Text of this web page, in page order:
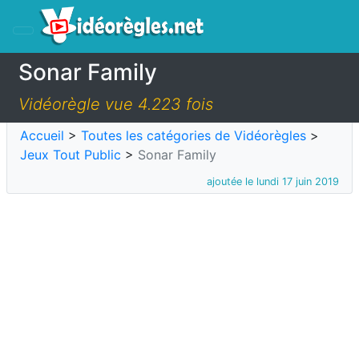
Sonar Family
Vidéorègle vue 4.223 fois
Accueil > Toutes les catégories de Vidéorègles >
Jeux Tout Public > Sonar Family
ajoutée le lundi 17 juin 2019